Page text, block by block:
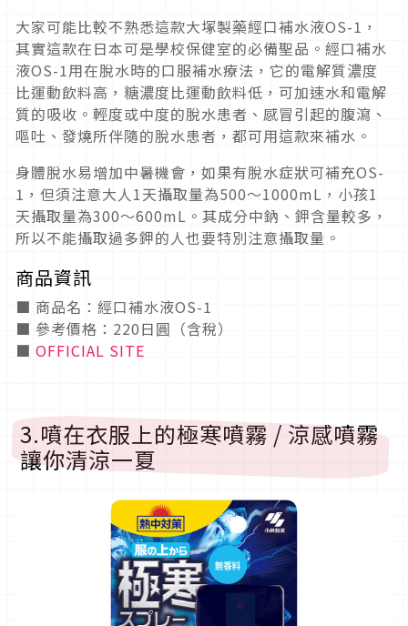
大家可能比較不熟悉這款大塚製藥經口補水液OS-1，
其實這款在日本可是學校保健室的必備聖品。經口補水
液OS-1用在脫水時的口服補水療法，它的電解質濃度
比運動飲料高，糖濃度比運動飲料低，可加速水和電解
質的吸收。輕度或中度的脫水患者、感冒引起的腹瀉、
嘔吐、發燒所伴隨的脫水患者，都可用這款來補水。
身體脫水易增加中暑機會，如果有脫水症狀可補充OS-
1，但須注意大人1天攝取量為500〜1000mL，小孩1
天攝取量為300〜600mL。其成分中鈉、鉀含量較多，
所以不能攝取過多鉀的人也要特別注意攝取量。
商品資訊
■ 商品名：經口補水液OS-1
■ 參考價格：220日圓（含稅）
■ OFFICIAL SITE
3.噴在衣服上的極寒噴霧 / 涼感噴霧
讓你清涼一夏